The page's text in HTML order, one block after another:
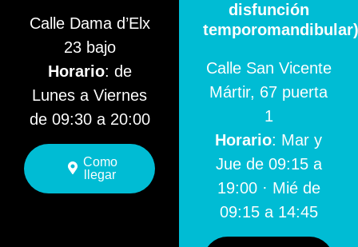
Calle Dama d’Elx
23 bajo
Horario: de
Lunes a Viernes
de 09:30 a 20:00
Como
llegar
disfunción
temporomandibular)
Calle San Vicente
Mártir, 67 puerta
1
Horario: Mar y
Jue de 09:15 a
19:00 · Mié de
09:15 a 14:45